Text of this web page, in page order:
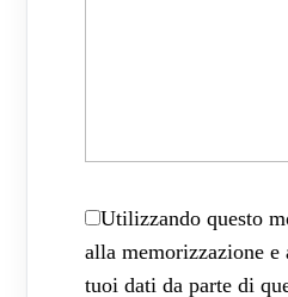
Utilizzando questo
alla memorizzazione e
tuoi dati da parte di